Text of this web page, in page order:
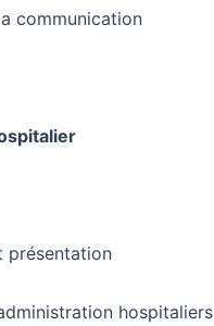
communication
présentation
hospitaliers